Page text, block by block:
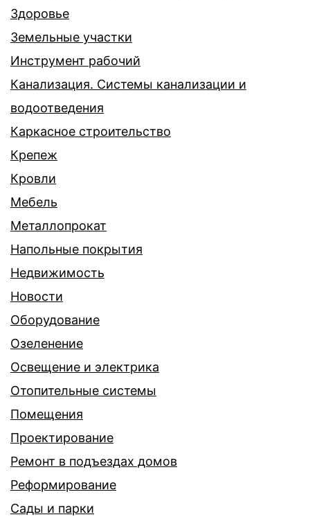
Здоровье
Земельные участки
Инструмент рабочий
Канализация. Системы канализации и
водоотведения
Каркасное строительство
Крепеж
Кровли
Мебель
Металлопрокат
Напольные покрытия
Недвижимость
Новости
Оборудование
Озеленение
Освещение и электрика
Отопительные системы
Помещения
Проектирование
Ремонт в подъездах домов
Реформирование
Сады и парки